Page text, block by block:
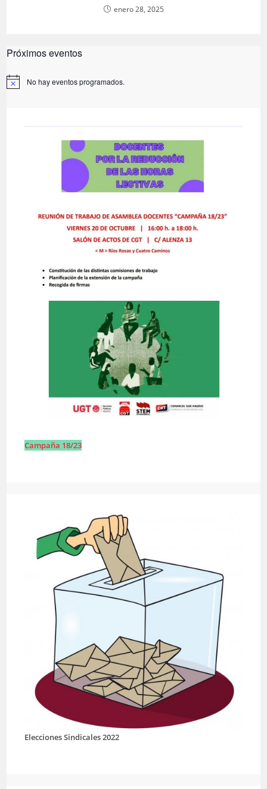
enero 28, 2025
Próximos eventos
A
No hay eventos programados.
Campaña 18/23
Elecciones Sindicales 2022